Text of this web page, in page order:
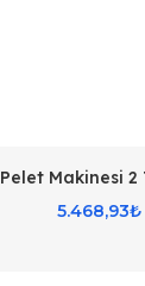
Pelet Makinesi 2
5.468,93₺